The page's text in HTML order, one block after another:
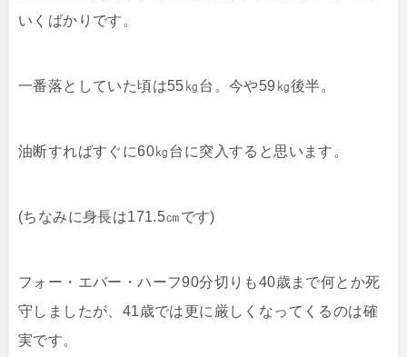
いくばかりです。
一番落としていた頃は55㎏台。今や59 ㎏後半。
油断すればすぐに60㎏台に突入すると思います。
(ちなみに身長は171.5㎝です)
フォー・エバー・ハーフ90分切りも40歳まで何とか死
守しましたが、 41歳では更に厳しくなってくるのは確
実です。